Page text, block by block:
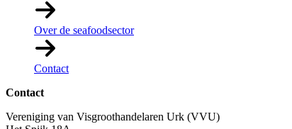
Over de seafoodsector
Contact
Contact
Vereniging van Visgroothandelaren Urk (VVU)